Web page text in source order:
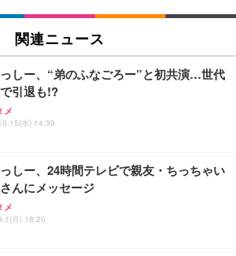
B100 オフィスチェア／デスクチェア メッシ
ア 人間工学 疲れない ブラック
オフィスチェア デスクチェア 疲れない テレ
チェア 強化バックレスト 30度ロッキング機
間工学 椅子 腰サポート 90度跳ね上げ式アーム
しゃれ パソコンチェア (ブラック)
オフィスチェア デスクチェア 疲れない テレ
チェア 強化バックレスト 30度ロッキング機
工学 椅子 腰サポート 90度跳ね上げ式アーム
ジネス向けプレミアムモニター | FlexScan
品】27"ゲーミングモニター DualSense 充電
付き（CFI-ZDM1J）
済み品】Dell E2724HS 27インチ 液晶モニタ
HD（1920×1080）VA 非光沢 HDMI/DisplayP
スピーカー内蔵 高さ調整 スイベル VESA対
ベーシック ペットシーツ 厚型 ワイド 42枚
枚) ホワイト(吸収面:ライトブルー)
ルーライフ ネオ・オムツ L 中型犬用 26枚入
Basic(スマートベーシック) 【Amazon.co.jp
Smart Basic アイリスオーヤマ ペットシーツ
お徳用 ワイド 100枚入 (x 1) (ケース販売)
関連ニュース
しー、“弟のふなごろー”と初共演…世代
引退も!?
メ
水) 14:39
しー、24時間テレビで親友・ちっちゃい
んにメッセージ
メ
月) 18:20